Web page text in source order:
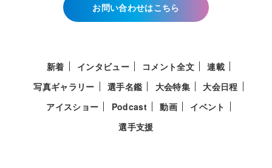
お問い合わせはこちら
新着 インタビュー コメント全文
連載
写真ギャラリー
選手名鑑 大会特集
大会日程
アイスショー
Podcast 動画
イベント
選手支援